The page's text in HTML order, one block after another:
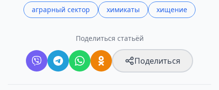
аграрный сектор химикаты хищение
Поделиться статьёй
Поделиться